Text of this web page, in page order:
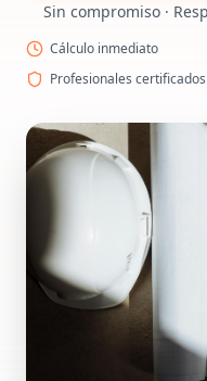
Sin compromiso ·
Cálculo inmediato
Profesionales certificados